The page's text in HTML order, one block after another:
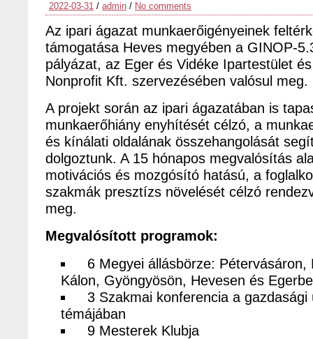
2022-03-31 / admin / No comments
Az ipari ágazat munkaerőigényeinek
támogatása Heves megyében a GINOP-
pályázat, az Eger és Vidéke Ipartestület
Nonprofit Kft. szervezésében valósul meg.
A projekt során az ipari ágazatában is
munkaerőhiány enyhítését célzó, a
és kínálati oldalának összehangolását
dolgoztunk. A 15 hónapos megvalósítás
motivációs és mozgósító hatású, a
szakmák presztízs növelését célzó
meg.
Megvalósított programok:
6 Megyei állásbörze: Pétervásáron,
Kálon, Gyöngyösön, Hevesen és
3 Szakmai konferencia a gazdasági
témájában
9 Mesterek Klubja